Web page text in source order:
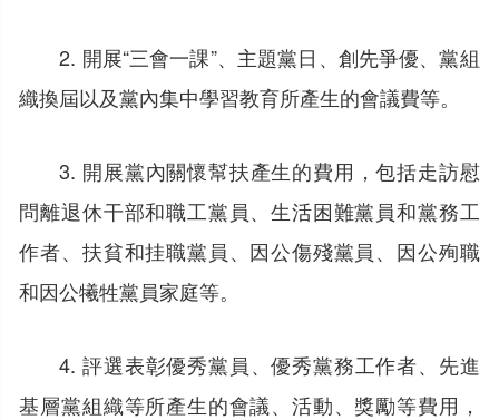
2. 開展“三會一課”、主題黨日、創先爭優、黨組
織換屆以及黨內集中學習教育所產生的會議費等。
3. 開展黨內關懷幫扶產生的費用，包括走訪慰
問離退休干部和職工黨員、生活困難黨員和黨務工
作者、扶貧和挂職黨員、因公傷殘黨員、因公殉職
和因公犧牲黨員家庭等。
4. 評選表彰優秀黨員、優秀黨務工作者、先進
基層黨組織等所產生的會議、活動、獎勵等費用，